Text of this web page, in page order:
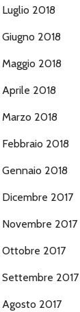
Luglio 2018
Giugno 2018
Maggio 2018
Aprile 2018
Marzo 2018
Febbraio 2018
Gennaio 2018
Dicembre 2017
Novembre 2017
Ottobre 2017
Settembre 2017
Agosto 2017